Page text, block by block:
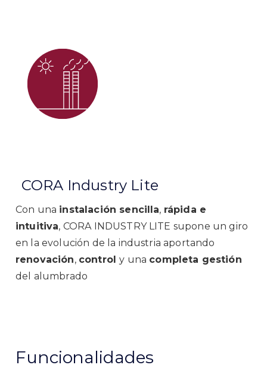
CORA Industry Lite
Con una instalación sencilla, rápida e
intuitiva, CORA INDUSTRY LITE supone un giro
en la evolución de la industria aportando
renovación, controly una completa gestión
del alumbrado
Funcionalidades